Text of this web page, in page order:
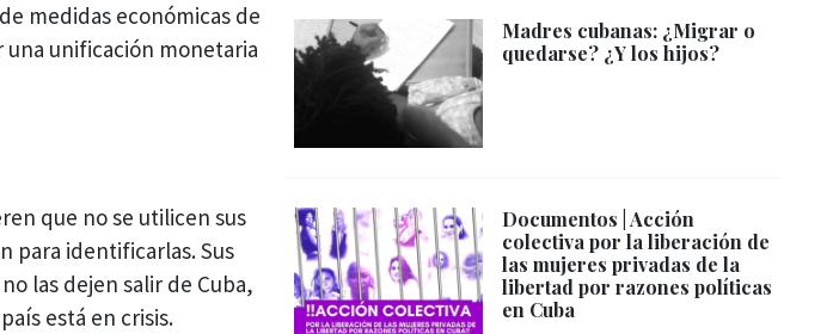
medidas económicas de
unificación monetaria
que no se utilicen sus
para identificarlas. Sus
las dejen salir de Cuba,
está en crisis.
Madres cubanas: ¿Migrar o
quedarse? ¿Y los hijos?
Documentos | Acción
colectiva por la liberación de
las mujeres privadas de la
libertad por razones políticas
en Cuba